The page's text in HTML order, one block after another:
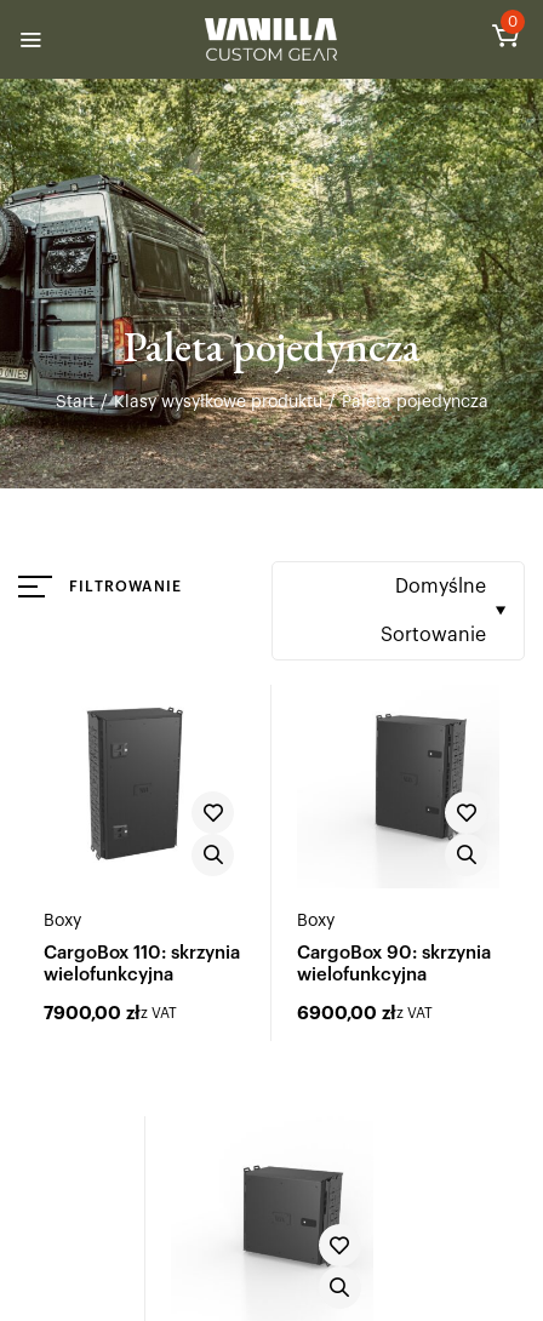
0
Paleta pojedyncza
Start / Klasy wysyłkowe produktu / Paleta pojedyncza
FILTROWANIE Domyślne
Sortowanie
Boxy
CargoBox 110: skrzynia
wielofunkcyjna
7900,00 złz VAT
Boxy
CargoBox 90: skrzynia
wielofunkcyjna
6900,00 złz VAT